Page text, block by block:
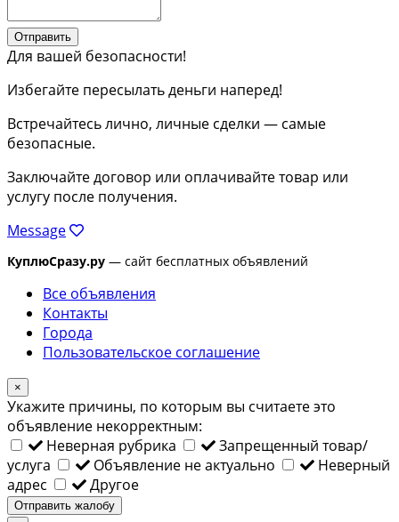
Отправить
Для вашей безопасности!
Избегайте пересылать деньги наперед!
Встречайтесь лично, личные сделки — самые
безопасные.
Заключайте договор или оплачивайте товар или
услугу после получения.
Message
КуплюСразу.ру — сайт бесплатных объявлений
Все объявления
Контакты
Города
Пользовательское соглашение
×
Укажите причины, по которым вы считаете это
объявление некорректным:
Неверная рубрика
Запрещенный товар/
услуга
Объявление не актуально
Неверный
адрес
Другое
Отправить жалобу